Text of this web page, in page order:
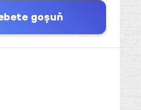
goşuň